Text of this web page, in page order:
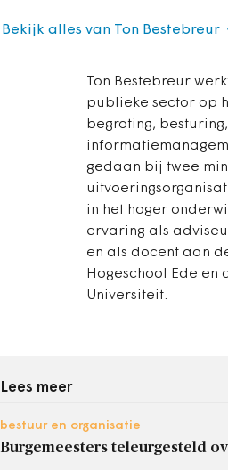
Ton Bestebreur
publieke sector op
begroting,
gedaan bij twee
in het hoger
ervaring als
en als docent aan
Hogeschool Ede en
Universiteit.
Bekijk alles van Ton Bestebreur
Lees meer
bestuur en organisatie
Burgemeesters teleurgesteld